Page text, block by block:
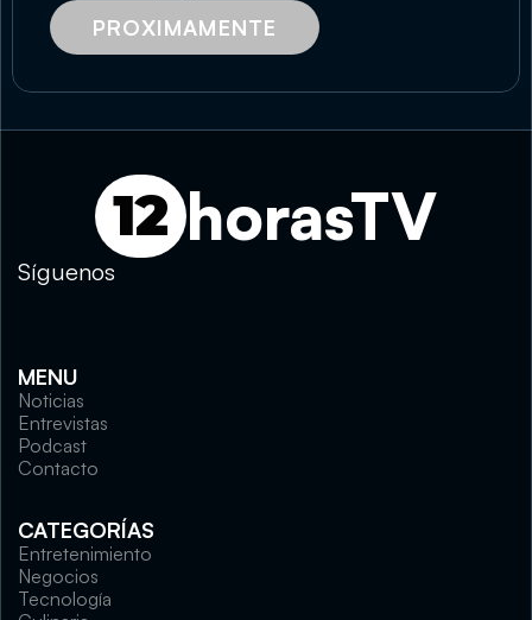
PROXIMAMENTE
12 horasTV
Síguenos
MENU
Noticias
Entrevistas
Podcast
Contacto
CATEGORÍAS
Entretenimiento
Negocios
Tecnología